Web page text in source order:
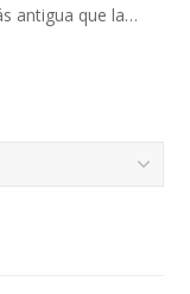
antigua que la…